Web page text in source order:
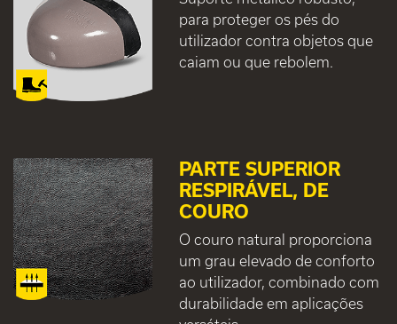
para proteger os pés do
utilizador contra objetos que
caiam ou que rebolem.
PARTE SUPERIOR
RESPIRÁVEL, DE
COURO
O couro natural proporciona
um grau elevado de conforto
ao utilizador, combinado com
durabilidade em aplicações